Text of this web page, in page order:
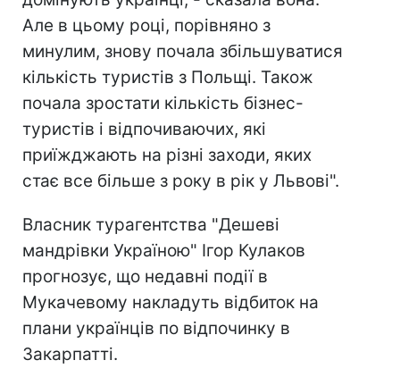
Але в цьому році, порівняно з
минулим, знову почала збільшуватися
кількість туристів з Польщі. Також
почала зростати кількість бізнес-
туристів і відпочиваючих, які
приїжджають на різні заходи, яких
стає все більше з року в рік у Львові".
Власник турагентства "Дешеві
мандрівки Україною" Ігор Кулаков
прогнозує, що недавні події в
Мукачевому накладуть відбиток на
плани українців по відпочинку в
Закарпатті.